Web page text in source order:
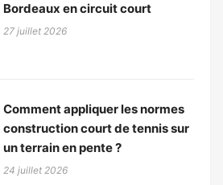
Bordeaux en circuit court
27 juillet 2026
Comment appliquer les normes
construction court de tennis sur
un terrain en pente ?
24 juillet 2026